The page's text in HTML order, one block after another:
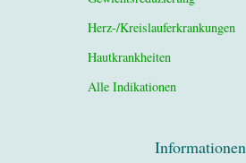
Herz-/Kreislauferkrankungen
Hautkrankheiten
Alle Indikationen
Informationen